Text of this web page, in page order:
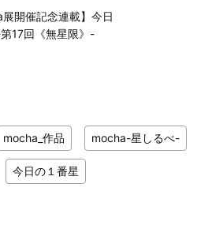
展開催記念連載】今日
17回《無星限》-
mocha_作品 mocha-星しるべ-
今日の１番星